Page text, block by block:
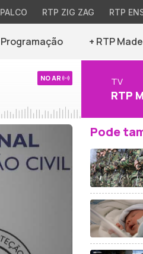
RTP ZIG ZAG RTP
Programação + RTP
NO AR TV
RTP
Pode